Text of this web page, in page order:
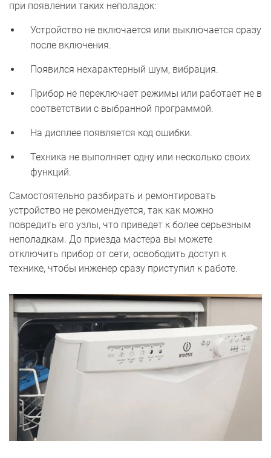
при появлении таких неполадок:
Устройство не включается или выключается сразу
после включения.
Появился нехарактерный шум, вибрация.
Прибор не переключает режимы или работает не в
соответствии с выбранной программой.
На дисплее появляется код ошибки.
Техника не выполняет одну или несколько своих
функций.
Самостоятельно разбирать и ремонтировать
устройство не рекомендуется, так как можно
повредить его узлы, что приведет к более серьезным
неполадкам. До приезда мастера вы можете
отключить прибор от сети, освободить доступ к
технике, чтобы инженер сразу приступил к работе.